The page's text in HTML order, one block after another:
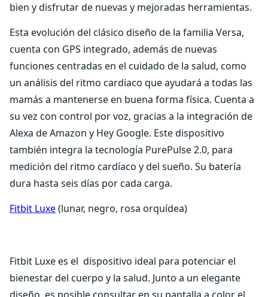
bien y disfrutar de nuevas y mejoradas herramientas.
Esta evolución del clásico diseño de la familia Versa,
cuenta con GPS integrado, además de nuevas
funciones centradas en el cuidado de la salud, como
un análisis del ritmo cardiaco que ayudará a todas las
mamás a mantenerse en buena forma física. Cuenta a
su vez con control por voz, gracias a la integración de
Alexa de Amazon y Hey Google. Este dispositivo
también integra la tecnología PurePulse 2.0, para
medición del ritmo cardíaco y del sueño. Su batería
dura hasta seis días por cada carga.
Fitbit Luxe(lunar, negro, rosa orquídea)
Fitbit Luxe es el dispositivo ideal para potenciar el
bienestar del cuerpo y la salud. Junto a un elegante